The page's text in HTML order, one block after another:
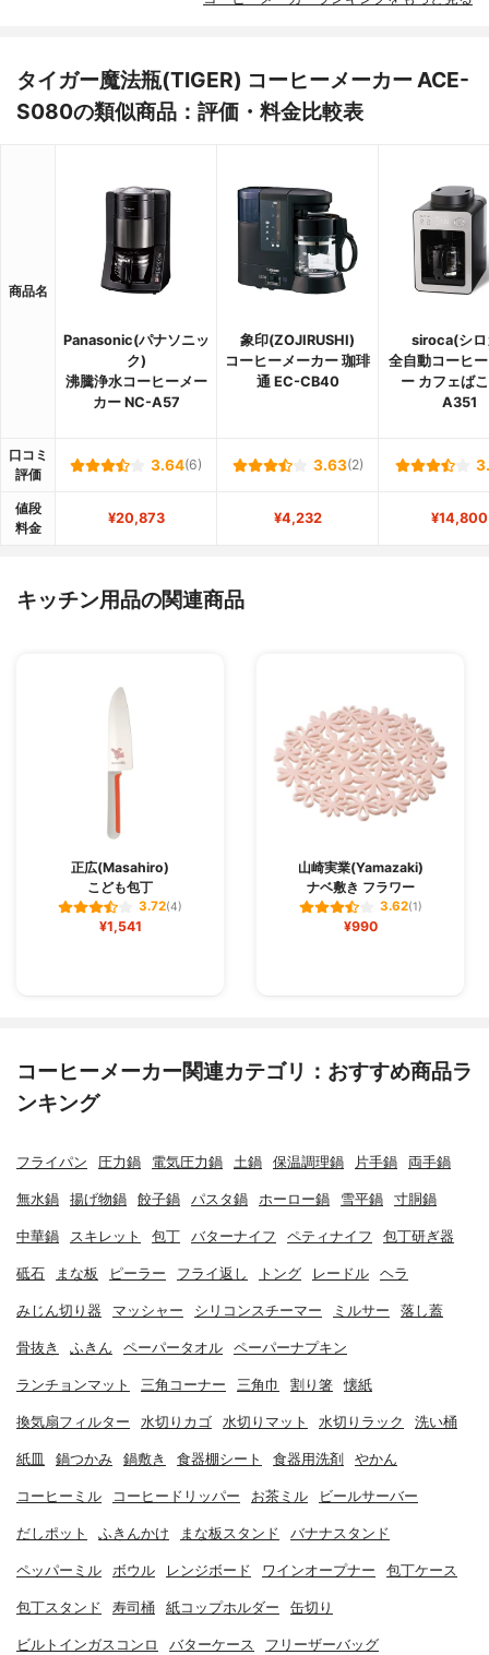
タイガー魔法瓶(TIGER) コーヒーメーカー ACE-
S080の類似商品：評価・料金比較表
商品名
Panasonic(パナソニッ
ク)
沸騰浄水コーヒーメー
カー NC-A57
象印(ZOJIRUSHI)
コーヒーメーカー 珈琲
通 EC-CB40
siroca(シ
全自動コーヒ
ー カフェば
A351
口コミ
評価
3.64(6) 3.63(2)
値段
料金
¥20,873 ¥4,232 ¥14,800
キッチン用品の関連商品
正広(Masahiro)
こども包丁
3.72(4)
¥1,541
山崎実業(Yamazaki)
ナベ敷き フラワー
3.62(1)
¥990
コーヒーメーカー関連カテゴリ：おすすめ商品ラ
ンキング
フライパン 圧力鍋 電気圧力鍋 土鍋 保温調理鍋 片手鍋 両手鍋
無水鍋 揚げ物鍋 餃子鍋 パスタ鍋 ホーロー鍋 雪平鍋 寸胴鍋
中華鍋 スキレット 包丁 バターナイフ ペティナイフ 包丁研ぎ器
砥石 まな板 ピーラー フライ返し トング レードル ヘラ
みじん切り器 マッシャー シリコンスチーマー ミルサー 落し蓋
骨抜き ふきん ペーパータオル ペーパーナプキン
ランチョンマット 三角コーナー 三角巾 割り箸 懐紙
換気扇フィルター 水切りカゴ 水切りマット 水切りラック 洗い桶
紙皿 鍋つかみ 鍋敷き 食器棚シート 食器用洗剤 やかん
コーヒーミル コーヒードリッパー お茶ミル ビールサーバー
だしポット ふきんかけ まな板スタンド バナナスタンド
ペッパーミル ボウル レンジボード ワインオープナー 包丁ケース
包丁スタンド 寿司桶 紙コップホルダー 缶切り
ビルトインガスコンロ バターケース フリーザーバッグ